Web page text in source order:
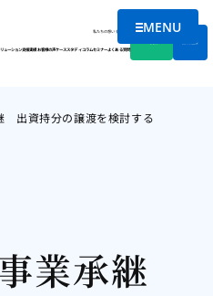
メニュー
MENU
私たちの想い会社情報
ューション支援実績お客様の声ケーススタディコラムセミナーよくある質問
出資持分の譲渡を検討する
業承継